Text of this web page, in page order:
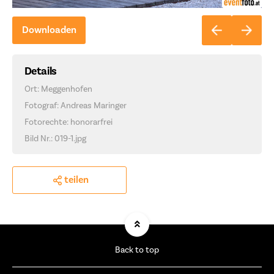
Downloaden
Details
Ort: Meggenhofen
Fotograf: Andreas Maringer
Fotorechte: honorarfrei
Bild Nr.: 019-1.jpg
teilen
Back to top